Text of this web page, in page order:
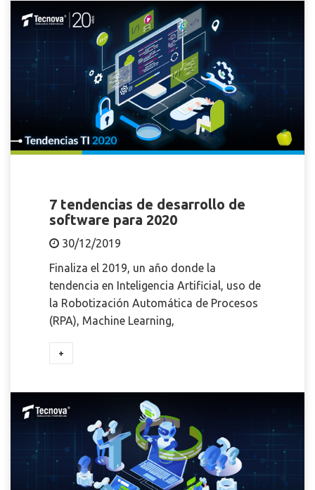
7 tendencias de desarrollo de
software para 2020
30/12/2019
Finaliza el 2019, un año donde la
tendencia en Inteligencia Artificial, uso de
la Robotización Automática de Procesos
(RPA), Machine Learning,
+